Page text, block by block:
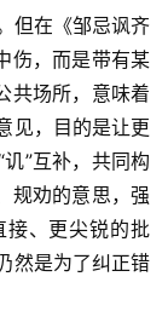
伤，而是带有某
共场所，意味着
见，目的是让更
”互补，共同构
规劝的意思，强
接、更尖锐的批
然是为了纠正错